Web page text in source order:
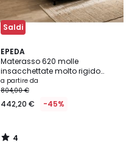
Saldi
EPEDA
Materasso 620 molle
insacchettate molto rigido
L'ailleurs
a partire da
804,00 €
442,20 € -45%
4
/
5
4
/